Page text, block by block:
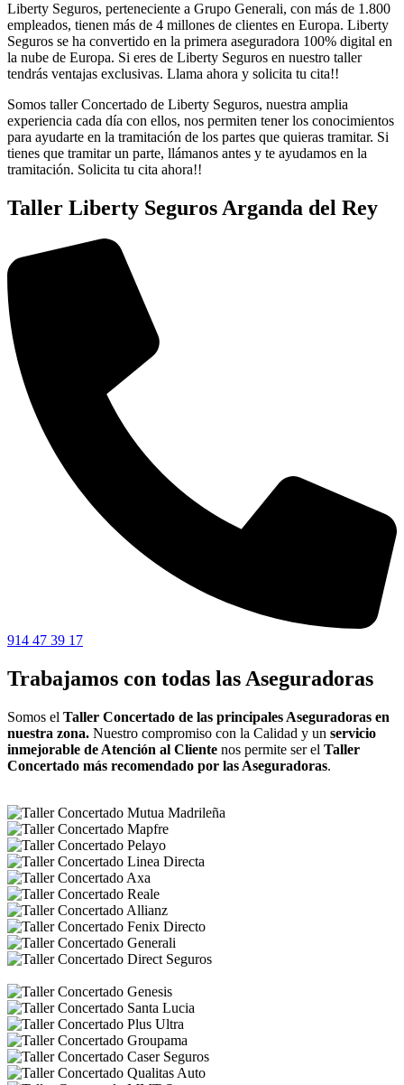
Liberty Seguros, perteneciente a Grupo Generali, con más de 1.800
empleados, tienen más de 4 millones de clientes en Europa. Liberty
Seguros se ha convertido en la primera aseguradora 100% digital en
la nube de Europa. Si eres de Liberty Seguros en nuestro taller
tendrás ventajas exclusivas. Llama ahora y solicita tu cita!!
Somos taller Concertado de Liberty Seguros, nuestra amplia
experiencia cada día con ellos, nos permiten tener los conocimientos
para ayudarte en la tramitación de los partes que quieras tramitar. Si
tienes que tramitar un parte, llámanos antes y te ayudamos en la
tramitación. Solicita tu cita ahora!!
Taller Liberty Seguros Arganda del Rey
914 47 39 17
Trabajamos con todas las Aseguradoras
Somos el Taller Concertado de las principales Aseguradoras en
nuestra zona. Nuestro compromiso con la Calidad y un servicio
inmejorable de Atención al Cliente nos permite ser el Taller
Concertado más recomendado por las Aseguradoras.